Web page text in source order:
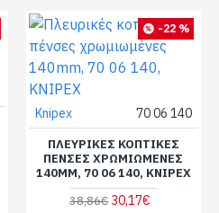
-22 %
Knipex 70 06 140
ΠΛΕΥΡΙΚΈΣ ΚΟΠΤΙΚΈΣ
ΠΈΝΣΕΣ ΧΡΩΜΙΩΜΈΝΕΣ
140MM, 70 06 140, KNIPEX
38,86€ 30,17€